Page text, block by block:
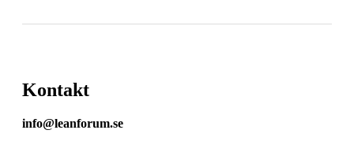
Kontakt
info@leanforum.se